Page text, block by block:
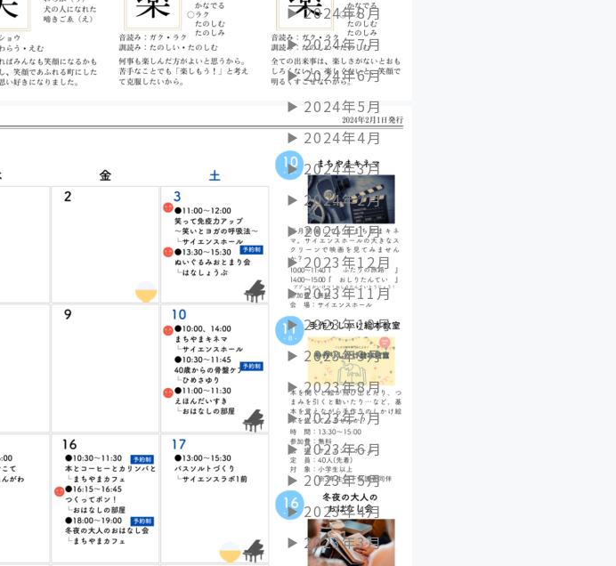
2024年8月
2024年7月
2024年6月
2024年5月
2024年4月
2024年3月
2024年2月
2024年1月
2023年12月
2023年11月
2023年10月
2023年9月
2023年8月
2023年7月
2023年6月
2023年5月
2023年4月
2023年3月